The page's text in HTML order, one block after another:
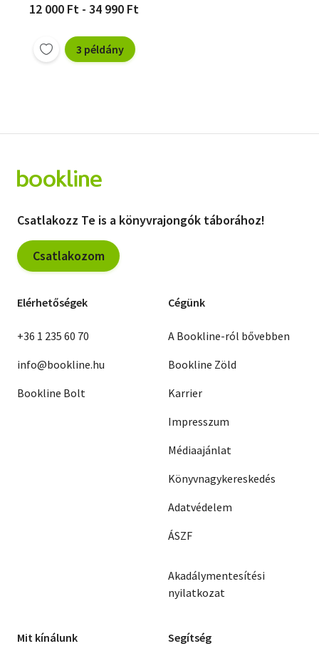
12 000 Ft - 34 990 Ft
3 példány
Csatlakozz Te is a könyvrajongók táborához!
Csatlakozom
Elérhetőségek
+36 1 235 60 70
info@bookline.hu
Bookline Bolt
Cégünk
A Bookline-ról bővebben
Bookline Zöld
Karrier
Impresszum
Médiaajánlat
Könyvnagykereskedés
Adatvédelem
ÁSZF
Akadálymentesítési
nyilatkozat
Mit kínálunk Segítség